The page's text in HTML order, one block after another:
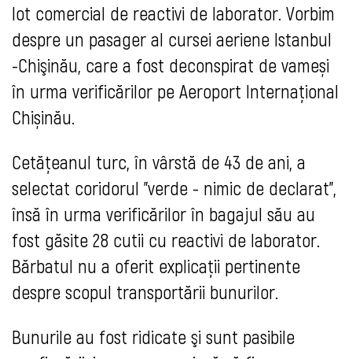
lot comercial de reactivi de laborator. Vorbim
despre un pasager al cursei aeriene Istanbul
-Chişinău, care a fost deconspirat de vameși
în urma verificărilor pe Aeroport Internațional
Chișinău.
Cetățeanul turc, în vârstă de 43 de ani, a
selectat coridorul "verde - nimic de declarat",
însă în urma verificărilor în bagajul său au
fost găsite 28 cutii cu reactivi de laborator.
Bărbatul nu a oferit explicații pertinente
despre scopul transportării bunurilor.
Bunurile au fost ridicate şi sunt pasibile